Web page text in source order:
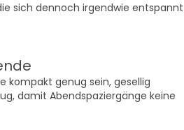
sich dennoch irgendwie entspannt
kompakt genug sein, gesellig
damit Abendspaziergänge keine